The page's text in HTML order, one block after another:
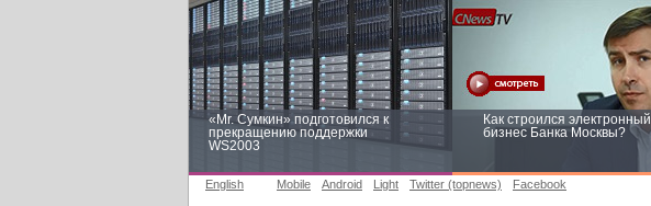
«Mr. Сумкин» подготовился к
прекращению поддержки
WS2003
Как строился электронный
бизнес Банка Москвы?
English Mobile Android Light Twitter (topnews) Facebook